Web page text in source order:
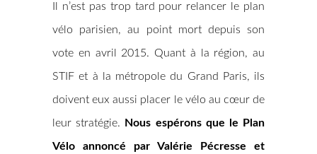
Il n’est pas trop tard pour relancer le plan
vélo parisien, au point mort depuis son
vote en avril 2015. Quant à la région, au
STIF et à la métropole du Grand Paris, ils
doivent eux aussi placer le vélo au cœur de
leur stratégie. Nous espérons que le Plan
Vélo annoncé par Valérie Pécresse et